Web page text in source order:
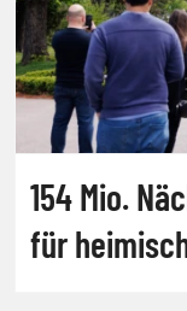
154 Mio.
für